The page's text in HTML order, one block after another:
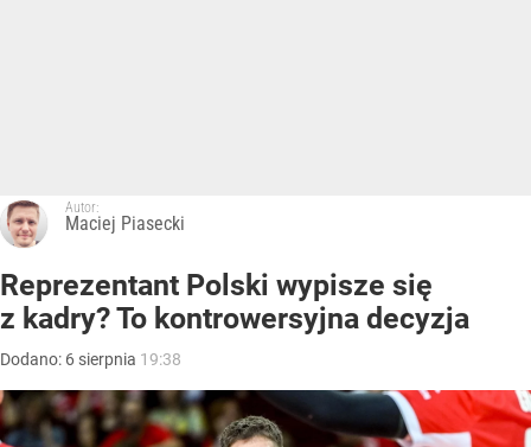
Autor:
Maciej Piasecki
Reprezentant Polski wypisze się
z kadry? To kontrowersyjna decyzja
Dodano: 6 sierpnia 19:38